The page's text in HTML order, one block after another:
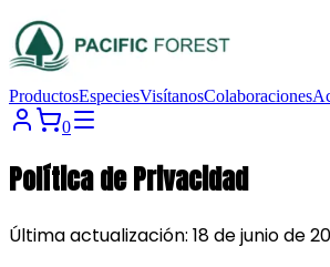
ProductosEspeciesVisítanosColaboraciones
0
Política de Privacidad
Última actualización: 18 de junio de